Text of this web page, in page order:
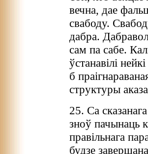
вечна, дае
свабоду.
дабра.
сам па сабе.
ўстанавілі
б
структуры
25. Са
зноў пачынаць
правільнага
будзе